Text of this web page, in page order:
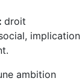
droit
implication
ambition